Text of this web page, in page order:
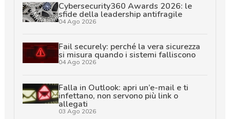
Cybersecurity360 Awards 2026: le
sfide della leadership antifragile
04 Ago 2026
Fail securely: perché la vera sicurezza
si misura quando i sistemi falliscono
04 Ago 2026
Falla in Outlook: apri un’e-mail e ti
infettano, non servono più link o
allegati
03 Ago 2026